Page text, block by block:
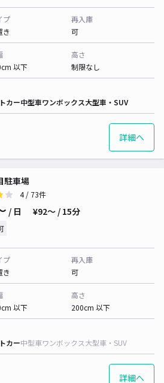
プ
き
再入庫
可
以下
高さ
制限なし
カー中型車ワンボックス大型車・SUV
詳細へ
駐車場
4/ 73件
/ 日 ¥92〜 / 15分
プ
き
再入庫
可
以下
高さ
200cm 以下
カー中型車ワンボックス大型車・SUV
詳細へ